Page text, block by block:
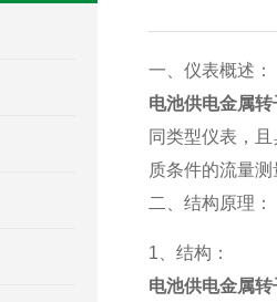
一、仪表概述：
电池供电金属
同类型仪表，
质条件的流量
二、结构原理：
1、结构：
电池供电金属